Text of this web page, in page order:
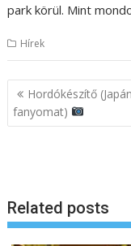
park körül. Mint
Hírek
B
e
y
z
Hordókészítő (Japán
fanyomat)
Related posts